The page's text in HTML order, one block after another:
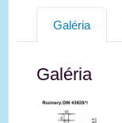
Galéria
Galéria